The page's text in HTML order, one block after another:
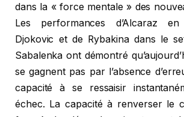
dans la « force mentale » des
Les performances d’Alcaraz
Djokovic et de Rybakina dans le
Sabalenka ont démontré
se gagnent pas par l’absence
capacité à se ressaisir
échec. La capacité à renverser le